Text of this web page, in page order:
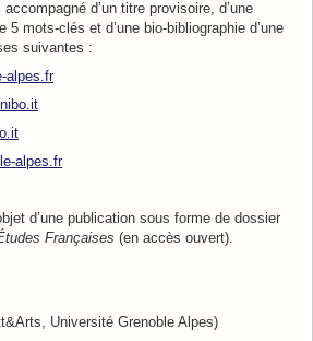
d’un titre provisoire, d’une
5 mots-clés et d’une bio-bibliographie d’une
suivantes :
alpes.fr
alpes.fr
d’une publication sous forme de dossier
Françaises (en accès ouvert).
Université Grenoble Alpes)